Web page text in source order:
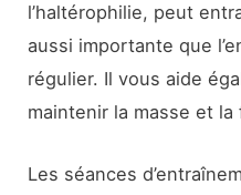
l’haltérophilie, peut
aussi importante que
régulier. Il vous aide
maintenir la masse et
Les séances